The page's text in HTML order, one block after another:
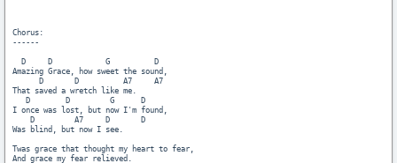
Chorus:
------
  D     D            G          D
Amazing Grace, how sweet the sound,
      D       D          A7     A7
That saved a wretch like me.
   D        D         G      D
I once was lost, but now I'm found,
    D         A7     D       D
Was blind, but now I see.
Twas grace that thought my heart to fear,
And grace my fear relieved.